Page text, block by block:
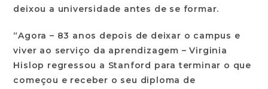
deixou a universidade antes de se formar.
“Agora – 83 anos depois de deixar o campus e
viver ao serviço da aprendizagem – Virginia
Hislop regressou a Stanford para terminar o que
começou e receber o seu diploma de